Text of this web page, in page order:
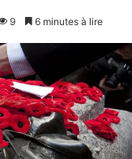
9 6 minutes à lire